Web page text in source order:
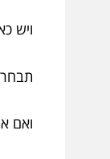
ויש
ואם